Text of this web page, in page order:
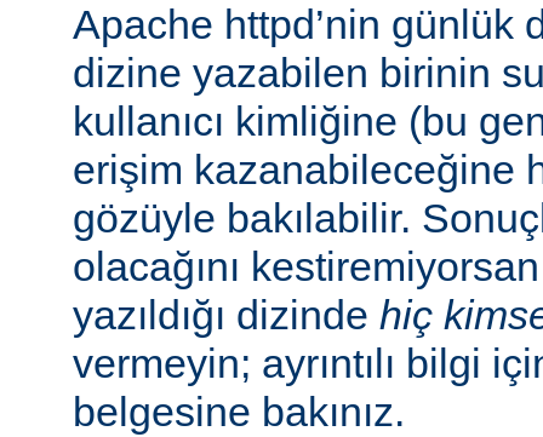
Apache httpd’nin günlük
dizine yazabilen birinin
kullanıcı kimliğine (bu
erişim kazanabileceğine
gözüyle bakılabilir.
olacağını
yazıldığı dizinde hiç
vermeyin; ayrıntılı bilgi
belgesine bakınız.